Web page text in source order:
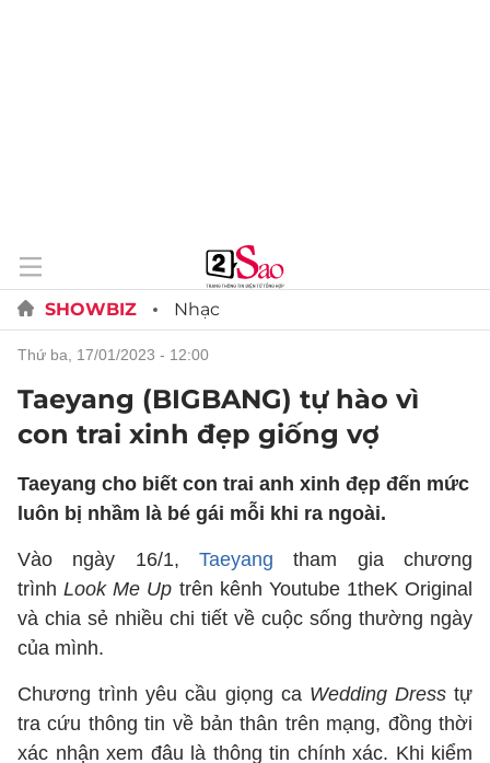
SHOWBIZ Nhạc
thứ ba, 17/01/2023 - 12:00
Taeyang (BIGBANG) tự hào vì
con trai xinh đẹp giống vợ
Taeyang cho biết con trai anh xinh đẹp đến mức
luôn bị nhầm là bé gái mỗi khi ra ngoài.
Vào ngày 16/1, Taeyang tham gia chương
trìnhLook Me Up trên kênh Youtube 1theK Original
và chia sẻ nhiều chi tiết về cuộc sống thường ngày
của mình.
Chương trình yêu cầu giọng ca Wedding Dress tự
tra cứu thông tin về bản thân trên mạng, đồng thời
xác nhận xem đâu là thông tin chính xác. Khi kiểm